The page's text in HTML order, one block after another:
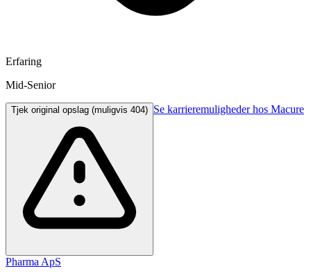
Erfaring
Mid-Senior
Tjek original opslag (muligvis 404) Se karrieremuligheder hos Macure
Pharma ApS